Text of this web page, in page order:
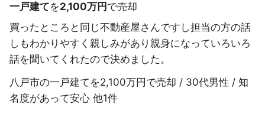
一戸建てを2,100万円 で売却
買ったところと同じ不動産屋さんですし担当の方の話
しもわかりやすく親しみがあり親身になっていろいろ
話を聞いてくれたので決めました。
八戸市の一戸建てを2,100万円で売却 / 30代男性 / 知
名度があって安心 他1件